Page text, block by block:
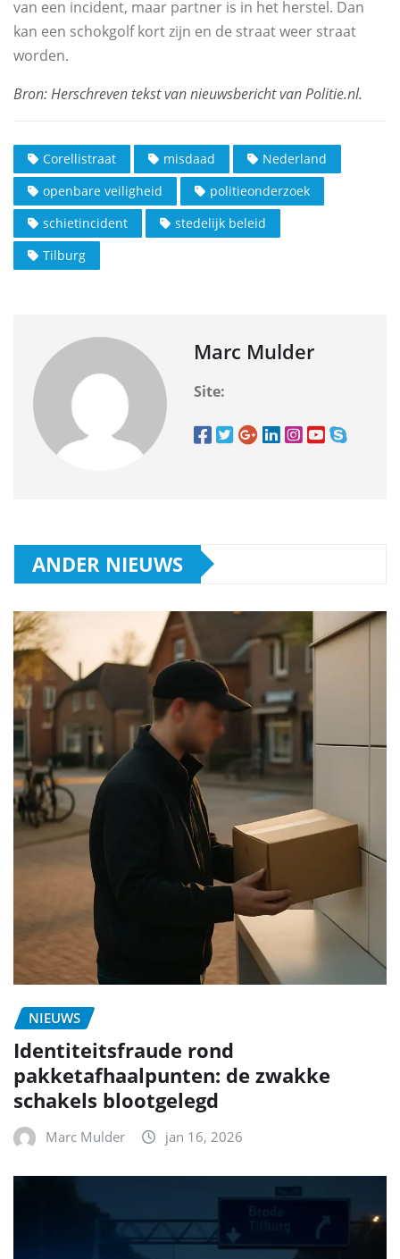
van een incident, maar partner is in het herstel. Dan
kan een schokgolf kort zijn en de straat weer straat
worden.
Corellistraat misdaad
Nederland
openbare veiligheid
politieonderzoek
schietincident
stedelijk beleid
Tilburg
Marc Mulder
Site:
ANDER NIEUWS
NIEUWS
Identiteitsfraude rond
pakketafhaalpunten: de zwakke
schakels blootgelegd
Marc Mulder jan 16, 2026